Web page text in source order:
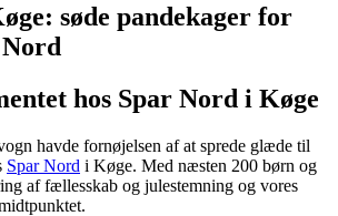
søde pandekager for
hos Spar Nord i Køge
havde fornøjelsen af at sprede glæde til
Spar Nord i Køge. Med næsten 200 børn og
af fællesskab og julestemning og vores